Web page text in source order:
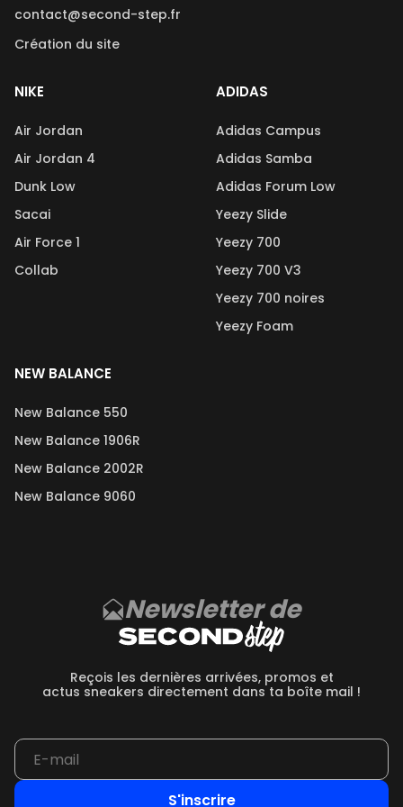
contact@second-step.fr
Création du site
NIKE
Air Jordan
Air Jordan 4
Dunk Low
Sacai
Air Force 1
Collab
ADIDAS
Adidas Campus
Adidas Samba
Adidas Forum Low
Yeezy Slide
Yeezy 700
Yeezy 700 V3
Yeezy 700 noires
Yeezy Foam
NEW BALANCE
New Balance 550
New Balance 1906R
New Balance 2002R
New Balance 9060
Newsletter de
Reçois les dernières arrivées, promos et
actus sneakers directement dans ta boîte mail !
S'inscrire